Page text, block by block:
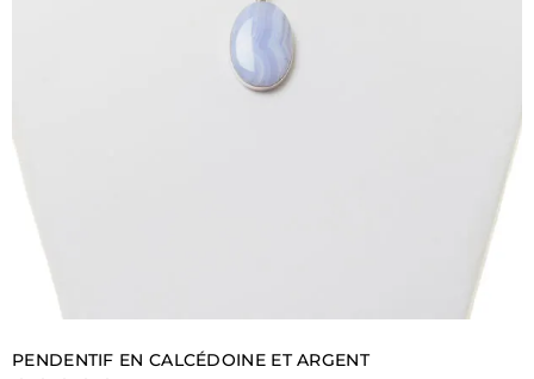
PENDENTIF EN CALCÉDOINE ET ARGENT